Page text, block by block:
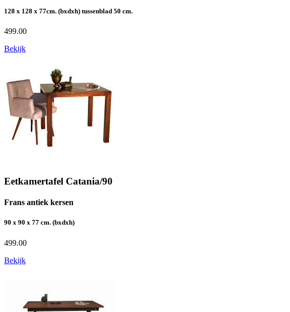
128 x 128 x 77cm. (bxdxh) tussenblad 50 cm.
499.00
Bekijk
Eetkamertafel Catania/90
Frans antiek kersen
90 x 90 x 77 cm. (bxdxh)
499.00
Bekijk